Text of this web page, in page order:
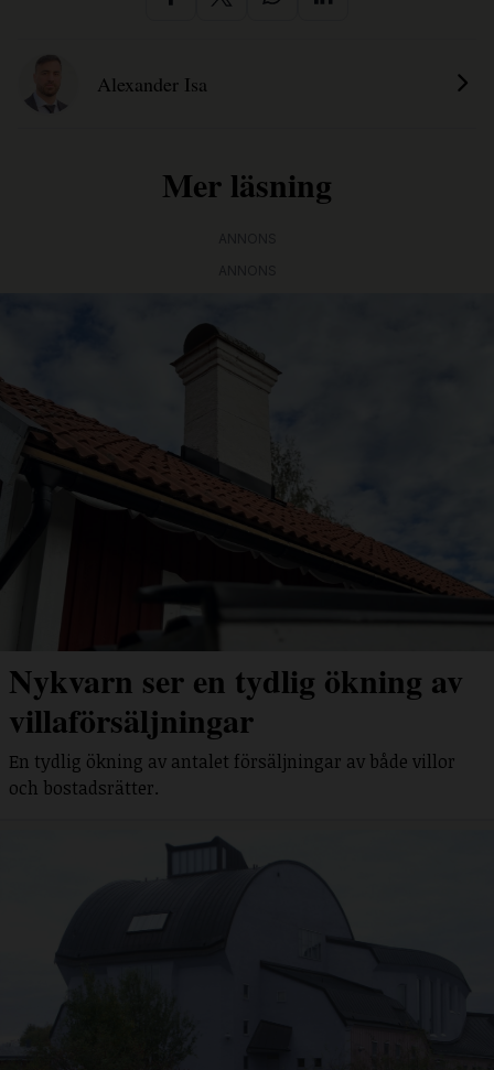
Alexander Isa
Mer läsning
Nykvarn ser en tydlig ökning av
villaförsäljningar
En tydlig ökning av antalet försäljningar av både villor
och bostadsrätter.